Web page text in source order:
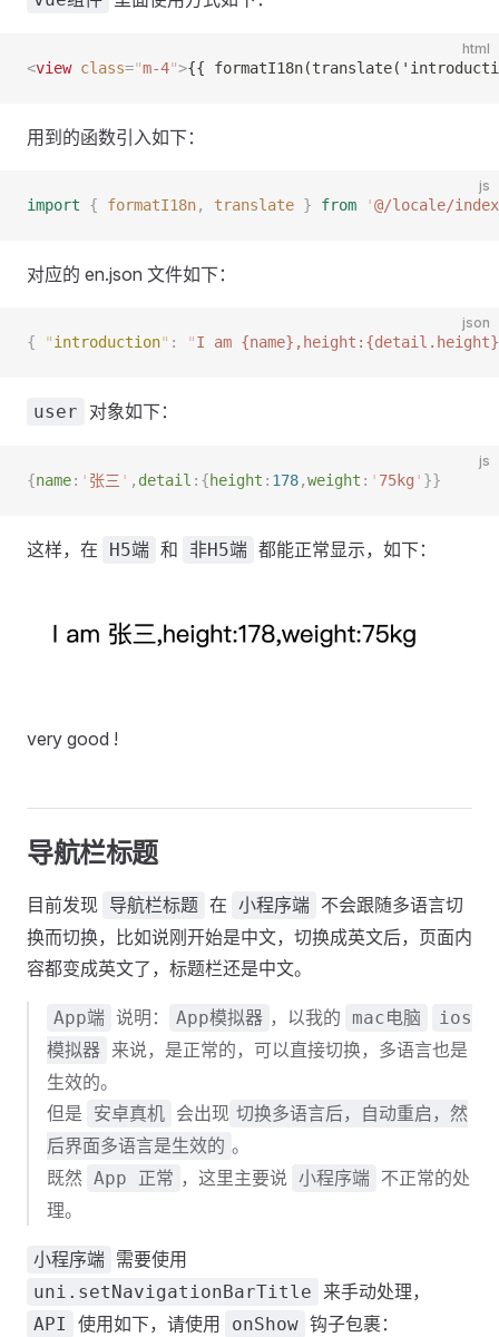
html
<view class="m-4">{{
用到的函数引入如下：
js
import { formatI18n, translate } from '@/locale/index
对应的 en.json 文件如下：
json
{ "introduction" : "I am
user 对象如下：
js
{name: ' 张三 ' , detail :{height : 178,weight : ' 75kg ' }}
这样，在 H5端 和 非H5端 都能正常显示，如下：
very good !
导航栏标题
目前发现 导航栏标题 在 小程序端 不会跟随多语言切
换而切换，比如说刚开始是中文，切换成英文后，页面内
容都变成英文了，标题栏还是中文。
App端 说明： App模拟器 ，以我的 mac电脑
ios
模拟器 来说，是正常的，可以直接切换，多语言也是
生效的。
但是
安卓真机 会出现 切换多语言后，自动重启，然
后界面多语言是生效的 。
既然 App 正常 ，这里主要说 小程序端 不正常的处
理。
小程序端 需要使用
uni.setNavigationBarTitle 来手动处理，
API 使用如下，请使用 onShow 钩子包裹：